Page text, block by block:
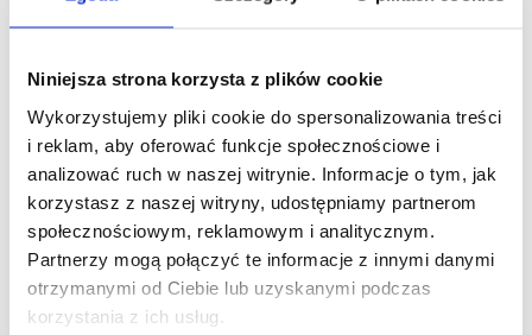
Niniejsza strona korzysta z plików cookie
Wykorzystujemy pliki cookie do spersonalizowania treści
i reklam, aby oferować funkcje społecznościowe i
analizować ruch w naszej witrynie. Informacje o tym, jak
korzystasz z naszej witryny, udostępniamy partnerom
społecznościowym, reklamowym i analitycznym.
Partnerzy mogą połączyć te informacje z innymi danymi
otrzymanymi od Ciebie lub uzyskanymi podczas
korzystania z ich usług.
Black Week – czyli Morze Okazji